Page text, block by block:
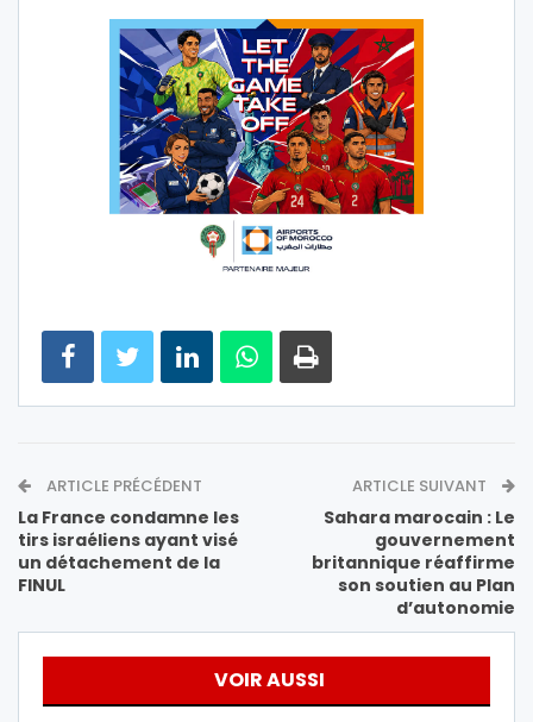
ARTICLE PRÉCÉDENT
La France condamne les
tirs israéliens ayant visé
un détachement de la
FINUL
ARTICLE SUIVANT
Sahara marocain : Le
gouvernement
britannique réaffirme
son soutien au Plan
d’autonomie
VOIR AUSSI